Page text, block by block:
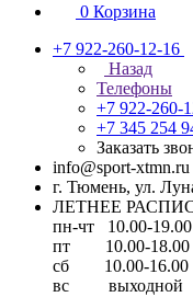
0 Корзина
+7 922-260-12-16
Назад
Телефоны
+7 922-260-
+7 345 254
Заказать
info@sport-xtmn.ru
г. Тюмень, ул.
ЛЕТНЕЕ
пн-чт 10.00-19.00
пт 10.00-18.00
сб 10.00-16.00
вс выходной